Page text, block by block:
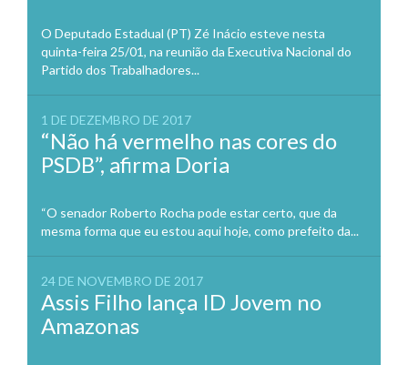
O Deputado Estadual (PT) Zé Inácio esteve nesta
quinta-feira 25/01, na reunião da Executiva Nacional do
Partido dos Trabalhadores...
1 DE DEZEMBRO DE 2017
“Não há vermelho nas cores do
PSDB”, afirma Doria
“O senador Roberto Rocha pode estar certo, que da
mesma forma que eu estou aqui hoje, como prefeito da...
24 DE NOVEMBRO DE 2017
Assis Filho lança ID Jovem no
Amazonas